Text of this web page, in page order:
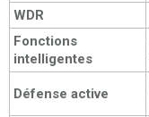
WDR
Fonctions
intelligentes
Défense active